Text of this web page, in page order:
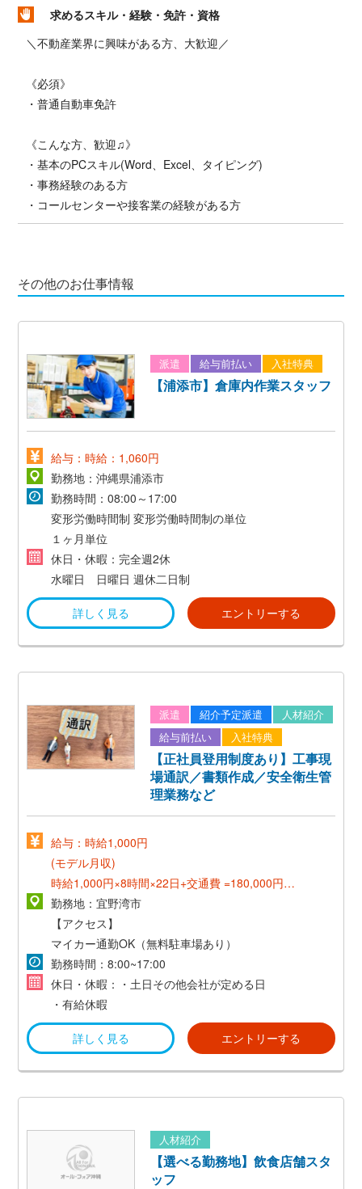
求めるスキル・経験・免許・資格
＼不動産業界に興味がある方、大歓迎／
《必須》
・普通自動車免許
《こんな方、歓迎♫》
・基本のPCスキル(Word、Excel、タイピング)
・事務経験のある方
・コールセンターや接客業の経験がある方
その他のお仕事情報
派遣 給与前払い 入社特典
【浦添市】倉庫内作業スタッフ
給与：時給：1,060円
勤務地：沖縄県浦添市
勤務時間：08:00～17:00
変形労働時間制 変形労働時間制の単位
１ヶ月単位
休日・休暇：完全週2休
水曜日 日曜日 週休二日制
詳しく見る エントリーする
派遣 紹介予定派遣
人材紹介
給与前払い
入社特典
【正社員登用制度あり】工事現
場通訳／書類作成／安全衛生管
理業務など
給与：時給1,000円
(モデル月収)
時給1,000円×8時間×22日+交通費 =180,000円～
《正社員登用後》
月収18万～23万円！
【想定年収 270万円～345万円】
*賞与あり（年2回／3ヵ月分）
*昇給あり（年1回）
勤務地：宜野湾市
【アクセス】
マイカー通勤OK（無料駐車場あり）
勤務時間：8:00~17:00
休日・休暇：・土日その他会社が定める日
・有給休暇
詳しく見る エントリーする
人材紹介
【選べる勤務地】飲食店舗スタ
ッフ